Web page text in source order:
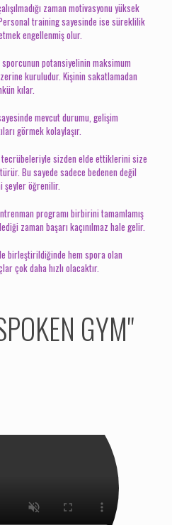
zaman motivasyonu yüksek
training sayesinde ise süreklilik
engellenmiş olur.
potansiyelinin maksimum
kuruludur. Kişinin sakatlamadan
kılar.
mevcut durumu, gelişim
görmek kolaylaşır.
sizden elde ettiklerini size
Bu sayede sadece bedenen değil
şeyler öğrenilir.
programı birbirini tamamlamış
zaman başarı kaçınılmaz hale gelir.
birleştirildiğinde hem spora olan
çok daha hızlı olacaktır.
GYM"